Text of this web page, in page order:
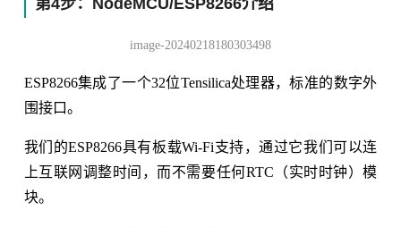
image-20240218180303498
ESP8266集成了一个32位Tensilica处理器，标准的数字外
围接口。
我们的ESP8266具有板载Wi-Fi支持，通过它我们可以连
上互联网调整时间，而不需要任何RTC（实时时钟）模
块。